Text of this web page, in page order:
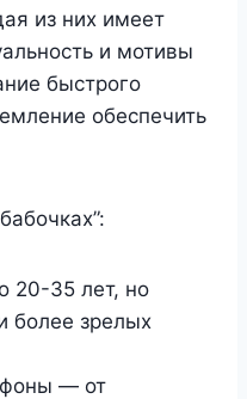
из них имеет
и мотивы
быстрого
обеспечить
20-35 лет, но
более зрелых
— от